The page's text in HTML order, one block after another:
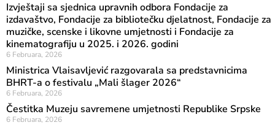
Izvještaji sa sjednica upravnih odbora Fondacije za
izdavaštvo, Fondacije za bibliotečku djelatnost, Fondacije za
muzičke, scenske i likovne umjetnosti i Fondacije za
kinematografiju u 2025. i 2026. godini
6 Februara, 2026
Ministrica Vlaisavljević razgovarala sa predstavnicima
BHRT-a o festivalu „Mali šlager 2026“
6 Februara, 2026
Čestitka Muzeju savremene umjetnosti Republike Srpske
6 Februara, 2026